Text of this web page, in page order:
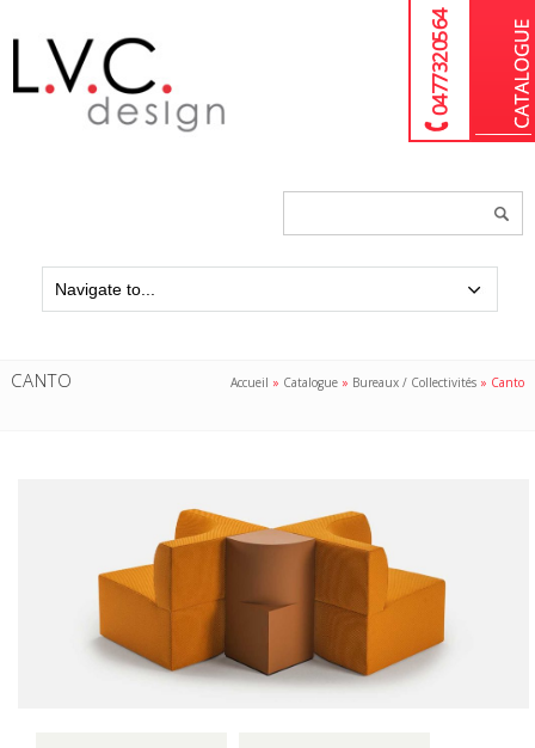
04 77 32 05 64
CANTO Accueil » Catalogue » Bureaux / Collectivités » Canto